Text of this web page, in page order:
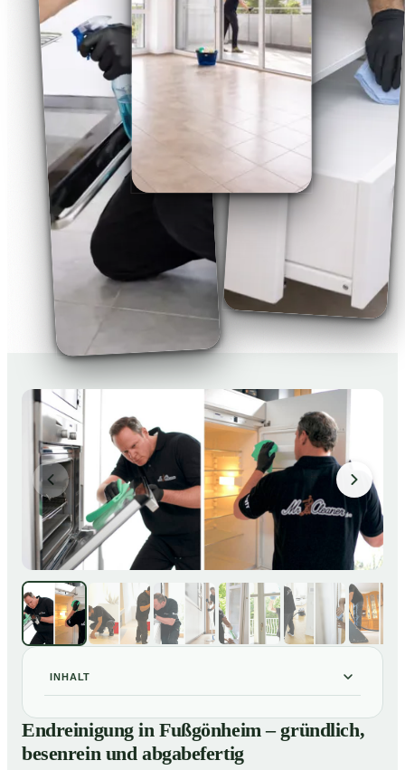
INHALT
01 Endreinigung in Fußgönheim – gründlich, besenrein
und abgabefertig
Endreinigung in Fußgönheim – gründlich,
besenrein und abgabefertig